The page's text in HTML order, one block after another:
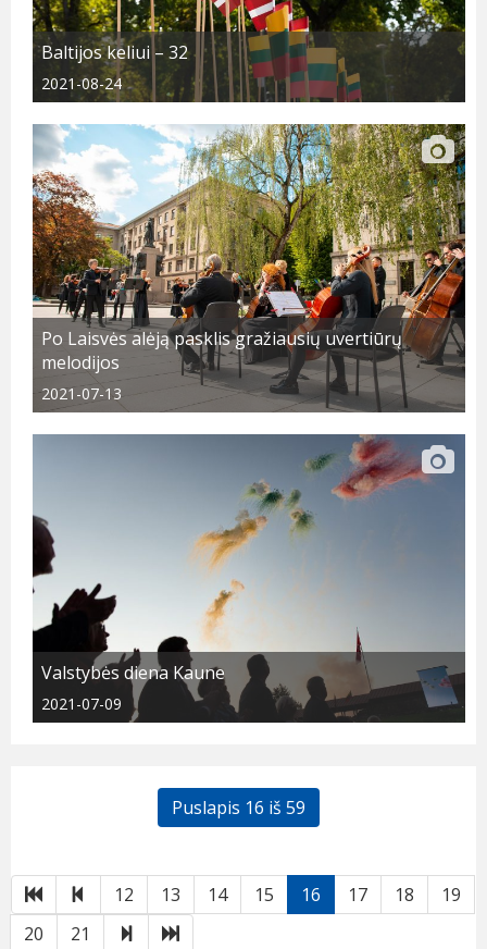
Baltijos keliui – 32
2021-08-24
Po Laisvės alėją pasklis gražiausių uvertiūrų
melodijos
2021-07-13
Valstybės diena Kaune
2021-07-09
Puslapis 16 iš 59
Pirmas Atgal
12 13 14 15 16 17 18
19
20
21 ToliauPaskutinis